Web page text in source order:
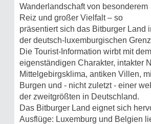
Wanderlandschaft von besonderem
Reiz und großer Vielfalt – so
präsentiert sich das Bitburger Land
der deutsch-luxemburgischen
Die Tourist-Information wirbt mit
eigenständigen Charakter, intakter
Mittelgebirgsklima, antiken Villen,
Burgen und - nicht zuletzt - einer
der zweitgrößten in Deutschland.
Das Bitburger Land eignet sich
Ausflüge: Luxemburg und Belgien